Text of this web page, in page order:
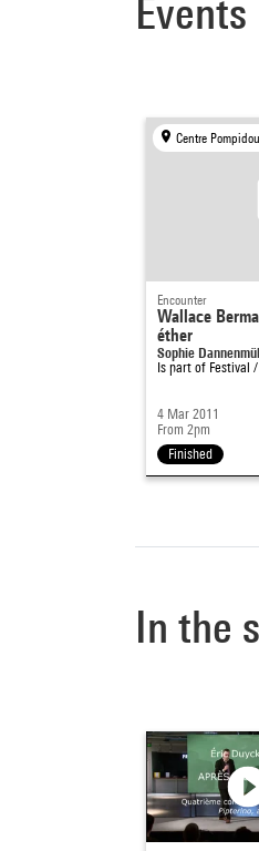
Events
Centre
Encounter
Wallace
éther
Sophie
Is part of Festival
4 Mar 2011
From 2pm
Finished
In the